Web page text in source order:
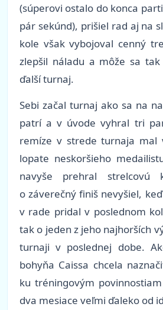
(súperovi ostalo do konca
pár sekúnd), prišiel rad aj na
kole však vybojoval cenný
zlepšil náladu a môže sa
ďalší turnaj.
Sebi začal turnaj ako sa na
patrí a v úvode vyhral tri
remíze v strede turnaja mal
lopate neskoršieho
navyše prehral strelcovú
o záverečný finiš nevyšiel,
v rade pridal v poslednom
tak o jeden z jeho najhorších
turnaji v poslednej dobe.
bohyňa Caissa chcela
ku tréningovým
dva mesiace veľmi ďaleko od